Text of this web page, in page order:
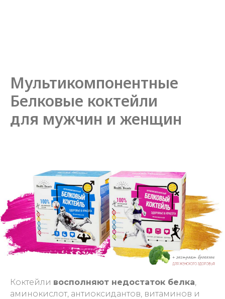
Мультикомпонентные
Белковые коктейли
для мужчин и женщин
Коктейли восполняют недостаток белка,
аминокислот, антиоксидантов, витаминов и